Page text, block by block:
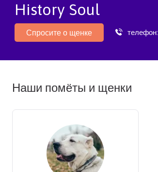
History Soul
Спросите о щенке телефон:
Наши помёты и щенки